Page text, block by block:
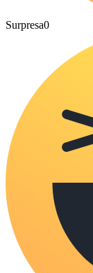
Surpresa0